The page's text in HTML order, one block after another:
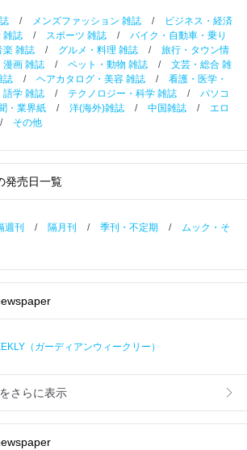
/ メンズファッション 雑誌 /
ビジネス・経済
雑誌 / スポーツ 雑誌 /
バイク・自動車・乗り
楽 雑誌 / グルメ・料理 雑誌 /
旅行・タウン情
漫画 雑誌 / ペット・動物 雑誌 /
文芸・総合 雑
誌 / ヘアカタログ・美容 雑誌 /
看護・医学・
語学 雑誌 / テクノロジー・科学 雑誌 /
パソコ
・業界紙 / 洋(海外)雑誌 / 中国雑誌 /
エロ
/ その他
発売日一覧
週刊 / 隔月刊 / 季刊・不定期 /
ムック・そ
（ガーディアンウィークリー）
さらに表示